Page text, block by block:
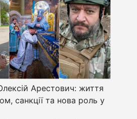
Арестович: життя
санкції та нова роль у